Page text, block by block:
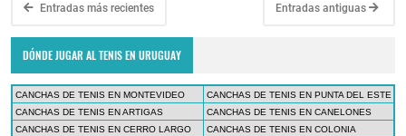
Entradas más recientes Entradas antiguas
DÓNDE JUGAR AL TENIS EN URUGUAY
CANCHAS DE TENIS EN MONTEVIDEO
CANCHAS DE TENIS EN PUNTA DEL ESTE
CANCHAS DE TENIS EN ARTIGAS
CANCHAS DE TENIS EN CANELONES
CANCHAS DE TENIS EN CERRO LARGO
CANCHAS DE TENIS EN COLONIA